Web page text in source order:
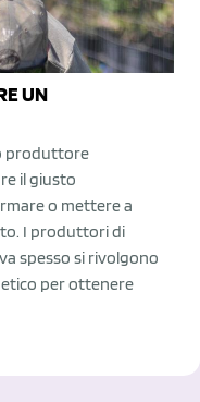
UN
produttore
il giusto
o mettere a
I produttori di
spesso si rivolgono
per ottenere